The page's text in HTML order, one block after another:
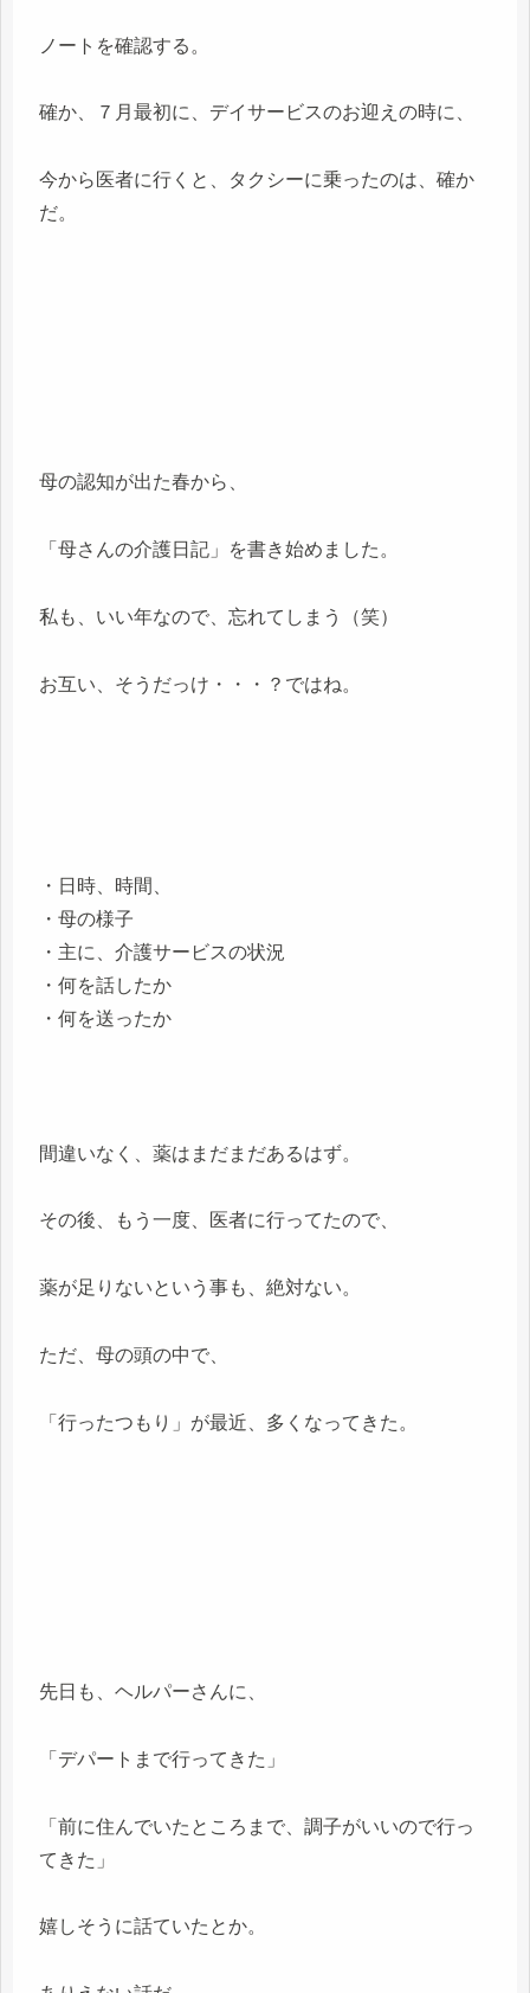
ノートを確認する。
確か、７月最初に、デイサービスのお迎えの時に、
今から医者に行くと、タクシーに乗ったのは、確か
だ。
母の認知が出た春から、
「母さんの介護日記」を書き始めました。
私も、いい年なので、忘れてしまう（笑）
お互い、そうだっけ・・・？ではね。
・日時、時間、
・母の様子
・主に、介護サービスの状況
・何を話したか
・何を送ったか
間違いなく、薬はまだまだあるはず。
その後、もう一度、医者に行ってたので、
薬が足りないという事も、絶対ない。
ただ、母の頭の中で、
「行ったつもり」が最近、多くなってきた。
先日も、ヘルパーさんに、
「デパートまで行ってきた」
「前に住んでいたところまで、調子がいいので行っ
てきた」
嬉しそうに話ていたとか。